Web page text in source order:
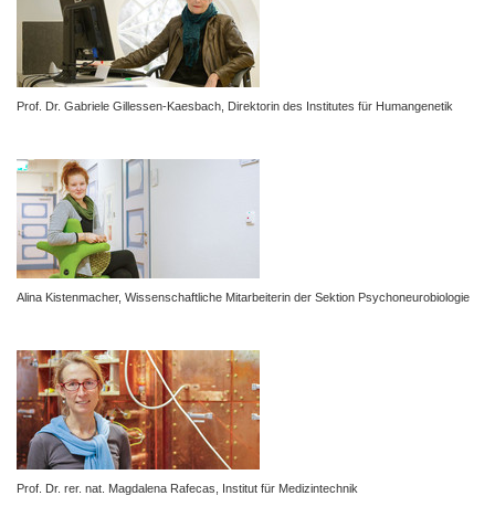
Prof. Dr. Gabriele Gillessen-Kaesbach, Direktorin des Institutes für Humangenetik
Alina Kistenmacher, Wissenschaftliche Mitarbeiterin der Sektion Psychoneurobiologie
Prof. Dr. rer. nat. Magdalena Rafecas, Institut für Medizintechnik